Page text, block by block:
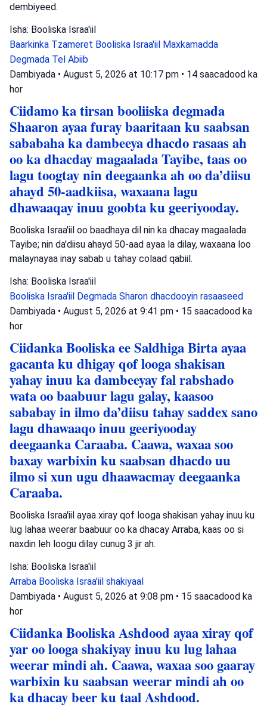
dembiyeed.
Isha: Booliska Israa'iil
Baarkinka Tzameret Booliska Israa'iil Maxkamadda
Degmada Tel Abiib
Dambiyada • August 5, 2026 at 10:17 pm • 14 saacadood ka
hor
Ciidamo ka tirsan booliiska degmada
Shaaron ayaa furay baaritaan ku saabsan
sababaha ka dambeeya dhacdo rasaas ah
oo ka dhacday magaalada Tayibe, taas oo
lagu toogtay nin deegaanka ah oo da’diisu
ahayd 50-aadkiisa, waxaana lagu
dhawaaqay inuu goobta ku geeriyooday.
Booliska Israa'iil oo baadhaya dil nin ka dhacay magaalada
Tayibe; nin da'diisu ahayd 50-aad ayaa la dilay, waxaana loo
malaynayaa inay sabab u tahay colaad qabiil.
Isha: Booliska Israa'iil
Booliska Israa'iil Degmada Sharon dhacdooyin rasaaseed
Dambiyada • August 5, 2026 at 9:41 pm • 15 saacadood ka
hor
Ciidanka Booliska ee Saldhiga Birta ayaa
gacanta ku dhigay qof looga shakisan
yahay inuu ka dambeeyay fal rabshado
wata oo baabuur lagu galay, kaasoo
sababay in ilmo da’diisu tahay saddex sano
lagu dhawaaqo inuu geeriyooday
deegaanka Caraaba. Caawa, waxaa soo
baxay warbixin ku saabsan dhacdo uu
ilmo si xun ugu dhaawacmay deegaanka
Caraaba.
Booliska Israa'iil ayaa xiray qof looga shakisan yahay inuu ku
lug lahaa weerar baabuur oo ka dhacay Arraba, kaas oo si
naxdin leh loogu dilay cunug 3 jir ah.
Isha: Booliska Israa'iil
Arraba Booliska Israa'iil shakiyaal
Dambiyada • August 5, 2026 at 9:08 pm • 15 saacadood ka
hor
Ciidanka Booliska Ashdood ayaa xiray qof
yar oo looga shakiyay inuu ku lug lahaa
weerar mindi ah. Caawa, waxaa soo gaaray
warbixin ku saabsan weerar mindi ah oo
ka dhacay beer ku taal Ashdood.